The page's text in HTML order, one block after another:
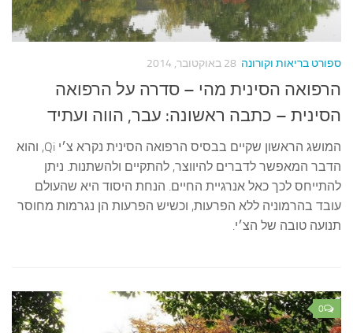
ספורט בריאות וקורונה 28 באוקטובר, 2014
הרפואה הסינית מהי – סדרה על הרפואה
הסינית – כתבה ראשונה: עבר, הווה ועתיד
המושג הראשון שקיים בבסיס הרפואה הסינית נקרא צ׳י Qi, והוא
הדבר המאפשר לדברים להיווצר, להתקיים ולהשתנות. ניתן
להתייחס לכך כאל אנרגיית החיים. הנחת היסוד היא שהעולם
עובד בהרמוניה ללא הפרעות, וכשיש הפרעות הן נגרמות מחוסר
תנועה טובה של הצ׳י.
0